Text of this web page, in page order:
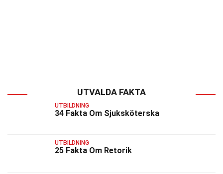
UTVALDA FAKTA
UTBILDNING
34 Fakta Om Sjuksköterska
UTBILDNING
25 Fakta Om Retorik